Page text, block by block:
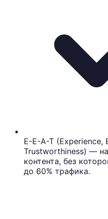
E-E-A-T (Experience,
Trustworthiness) —
контента, без
до 60% трафика.